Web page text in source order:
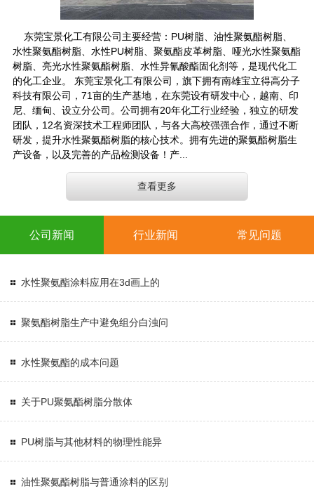
东莞宝景化工有限公司主要经营：PU树脂、油性聚氨酯树脂、
水性聚氨酯树脂、水性PU树脂、聚氨酯皮革树脂、哑光水性聚氨酯
树脂、亮光水性聚氨酯树脂、水性异氰酸酯固化剂等，是现代化工
的化工企业。 东莞宝景化工有限公司，旗下拥有南雄宝立得高分子
科技有限公司，71亩的生产基地，在东莞设有研发中心，越南、印
尼、缅甸、设立分公司。公司拥有20年化工行业经验，独立的研发
团队，12名资深技术工程师团队，与各大高校强强合作，通过不断
研发，提升水性聚氨酯树脂的核心技术。拥有先进的聚氨酯树脂生
产设备，以及完善的产品检测设备！产...
查看更多
公司新闻 行业新闻 常见问题
水性聚氨酯涂料应用在3d画上的
聚氨酯树脂生产中避免组分白浊问
水性聚氨酯的成本问题
关于PU聚氨酯树脂分散体
PU树脂与其他材料的物理性能异
油性聚氨酯树脂与普通涂料的区别